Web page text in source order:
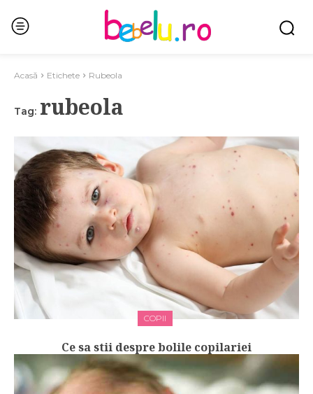
Acasă Etichete Rubeola
Tag: rubeola
COPII
Ce sa stii despre bolile copilariei